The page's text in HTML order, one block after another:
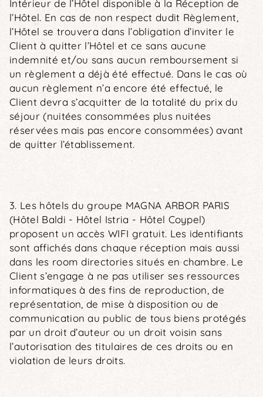
Intérieur de l’Hôtel disponible à la Réception de
l’Hôtel. En cas de non respect dudit Règlement,
l’Hôtel se trouvera dans l’obligation d’inviter le
Client à quitter l’Hôtel et ce sans aucune
indemnité et/ou sans aucun remboursement si
un règlement a déjà été effectué. Dans le cas où
aucun règlement n’a encore été effectué, le
Client devra s’acquitter de la totalité du prix du
séjour (nuitées consommées plus nuitées
réservées mais pas encore consommées) avant
de quitter l’établissement.
3. Les hôtels du groupe MAGNA ARBOR PARIS
(Hôtel Baldi - Hôtel Istria - Hôtel Coypel)
proposent un accès WIFI gratuit. Les identifiants
sont affichés dans chaque réception mais aussi
dans les room directories situés en chambre. Le
Client s’engage à ne pas utiliser ses ressources
informatiques à des fins de reproduction, de
représentation, de mise à disposition ou de
communication au public de tous biens protégés
par un droit d’auteur ou un droit voisin sans
l’autorisation des titulaires de ces droits ou en
violation de leurs droits.